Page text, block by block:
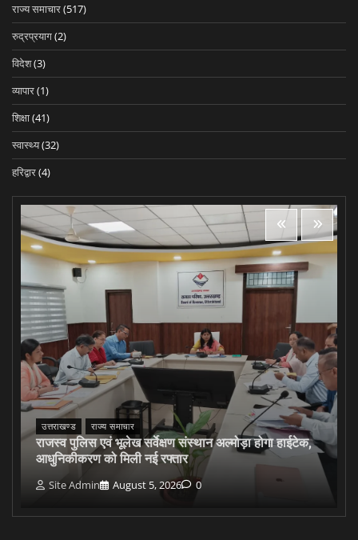
राज्य समाचार(517)
रुद्रप्रयाग(2)
विदेश(3)
व्यापार(1)
शिक्षा(41)
स्वास्थ्य(32)
हरिद्वार(4)
उत्तराखण्ड राज्य समाचार
राजस्व पुलिस एवं भूलेख सर्वेक्षण संस्थान अल्मोड़ा होगा हाईटेक,
आधुनिकीकरण को मिली नई रफ्तार
Site Admin August 5, 2026 0